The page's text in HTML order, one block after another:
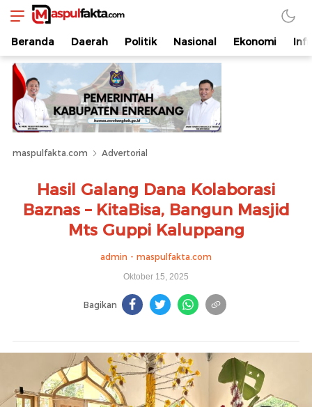
maspulfakta.com
Lokal Mendunia
Beranda Daerah Politik Nasional Ekonomi
maspulfakta.com Advertorial
Hasil Galang Dana Kolaborasi
Baznas – KitaBisa, Bangun Masjid
Mts Guppi Kaluppang
admin - maspulfakta.com
Oktober 15, 2025
Bagikan